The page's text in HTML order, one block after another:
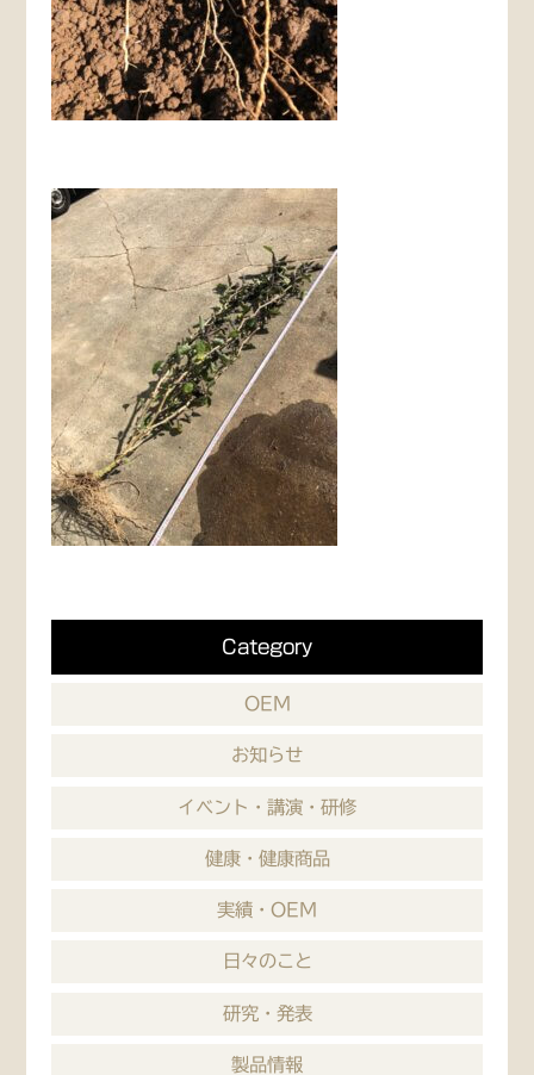
Category
OEM
お知らせ
イベント・講演・研修
健康・健康商品
実績・OEM
日々のこと
研究・発表
製品情報